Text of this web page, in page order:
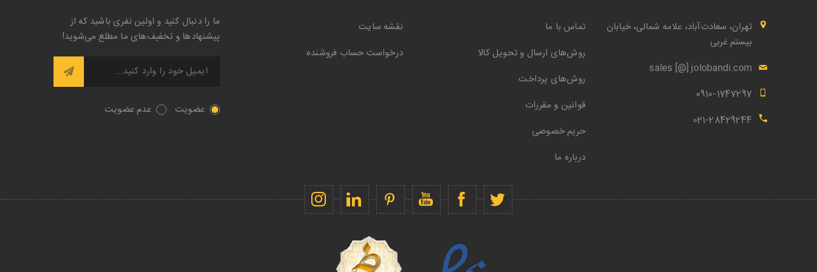
تهران، سعادت‌آباد، علامه شمالی، خیابان
بیستم غربی
sales [@] jolobandi.com
0910-1747297
021-28429244
تماس با ما
روش‌های ارسال و تحویل کالا
روش‌های پرداخت
قوانین و مقررات
حریم خصوصی
درباره ما
نقشه سایت
درخواست حساب فروشنده
ما را دنبال کنید و اولین نفری باشید که از
پیشنها‌د‌ها و تخفیف‌های ما مطلع می‌شوید!
عضویت عدم عضویت